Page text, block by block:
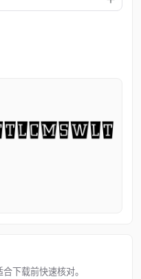
下载前快速核对。